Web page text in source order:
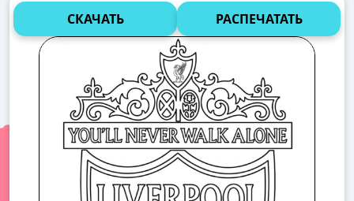
СКАЧАТЬ РАСПЕЧАТАТЬ